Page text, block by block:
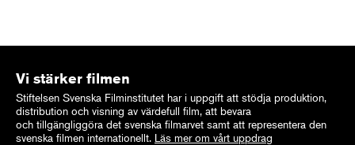
Vi stärker filmen
Stiftelsen Svenska Filminstitutet har i uppgift att stödja produktion,
distribution och visning av värdefull film, att bevara
och tillgängliggöra det svenska filmarvet samt att representera den
svenska filmen internationellt. Läs mer om vårt uppdrag